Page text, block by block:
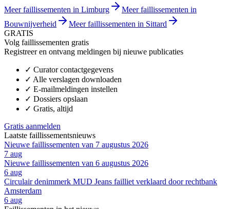
Meer faillissementen in Limburg
Meer faillissementen in
Bouwnijverheid
Meer faillissementen in Sittard
GRATIS
Volg faillissementen gratis
Registreer en ontvang meldingen bij nieuwe publicaties
✓ Curator contactgegevens
✓ Alle verslagen downloaden
✓ E-mailmeldingen instellen
✓ Dossiers opslaan
✓ Gratis, altijd
Gratis aanmelden
Laatste faillissementsnieuws
Nieuwe faillissementen van 7 augustus 2026
7 aug
Nieuwe faillissementen van 6 augustus 2026
6 aug
Circulair denimmerk MUD Jeans failliet verklaard door rechtbank
Amsterdam
6 aug